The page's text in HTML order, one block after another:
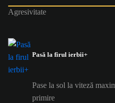
Agresivitate
Pasă la firul ierbii+
Pase la sol la viteză
primire